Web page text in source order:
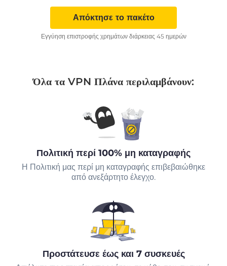
Απόκτησε το πακέτο
Εγγύηση επιστροφής χρημάτων διάρκειας 45 ημερών
Όλα τα VPN Πλάνα περιλαμβάνουν:
Πολιτική περί 100% μη καταγραφής
Η Πολιτική μας περί μη καταγραφής επιβεβαιώθηκε
από ανεξάρτητο έλεγχο.
Προστάτευσε έως και 7 συσκευές